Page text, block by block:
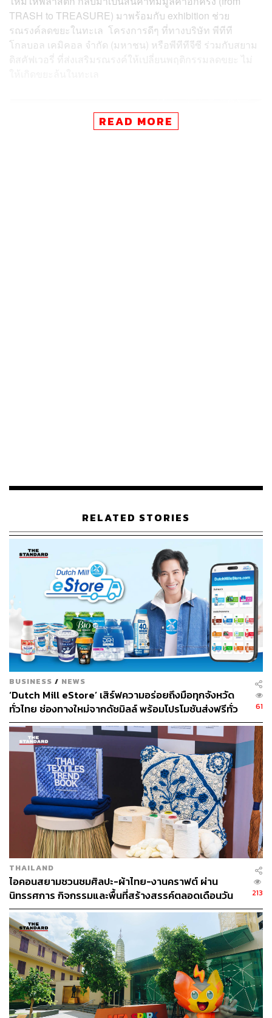
TRASH to TREASURE) มาพร้อมกับ exhibition ช่วย
รณรงค์ลดขยะในทะเล โครงการดีๆ ที่ทางบริษัท พีทีที
โกลบอล เคมิคอล จำกัด (มหาชน) หรือพีทีทีจีซี ร่วมกับสยาม
ดิสคัฟเวอรี่ ที่ส่งเสริมรณรงค์ให้เปลี่ยนพฤติกรรมลดขยะ ไม่
เปลี่ยนเพื่อแตกต่างกับ The Center of Gift Personalization
สยามดิสคัฟเวอรี่รวบรวมของขวัญที่มีความพิเศษด้วยการ
บริการ Personalize Service กับสินค้าต่างๆ รวมทั้งมี ‘Gift
Lab’ ชั้น 3 บริการห่อของขวัญแบบเก๋ที่มีเพียงชิ้นเดียวในโลก
เพิ่มคุณค่าให้กับของขวัญทุกชิ้นที่ซื้อจากสยามดิสคัฟเวอรี่
เปลี่ยนเพื่อตัวเองและคนรอบข้าง กับการมอบของขวัญสุด
พิเศษต้อนรับปีใหม่ ด้วยโปรโมชันในแคมเปญ Siam
Discovery New World New You ที่จัดเต็มในรูปแบบสุดพิเศษ
ทันที
Gift for Party: ช้อปของเตรียมพร้อมสำหรับเฉลิมฉลองหน้า
เทศกาลและงานปาร์ตี้ มาเฮพร้อมกันได้เลย!
READ MORE
RELATED STORIES
BUSINESS / NEWS
‘Dutch Mill eStore’ เสิร์ฟความอร่อยถึงมือทุกจังหวัด
ทั่วไทย ช่องทางใหม่จากดัชมิลล์ พร้อมโปรโมชันส่งฟรีทั่ว
ประเทศ ส่งไว สั่งก่อนเที่ยง ได้ของวันถัดไป ส่งสินค้าแบบ
เย็นตรงจากโรงงาน [ADVERTORIAL]
61
THAILAND
ไอคอนสยามชวนชมศิลปะ-ผ้าไทย-งานคราฟต์ ผ่าน
นิทรรศการ กิจกรรมและพื้นที่สร้างสรรค์ตลอดเดือนวัน
แม่ [ADVERTORIAL]
213